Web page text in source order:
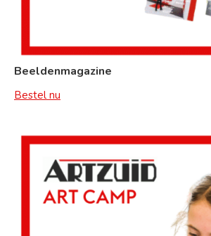
Beeldenmagazine
Bestel nu